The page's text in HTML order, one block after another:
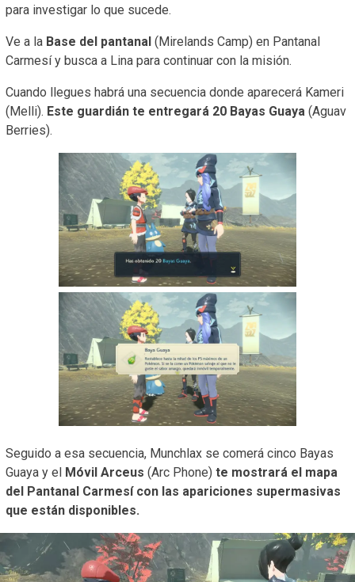
para investigar lo que sucede.
Ve a la Base del pantanal (Mirelands Camp) en Pantanal
Carmesí y busca a Lina para continuar con la misión.
Cuando llegues habrá una secuencia donde aparecerá Kameri
(Melli). Este guardián te entregará 20 Bayas Guaya (Aguav
Berries).
Seguido a esa secuencia, Munchlax se comerá cinco Bayas
Guaya y el Móvil Arceus (Arc Phone) te mostrará el mapa
del Pantanal Carmesí con las apariciones supermasivas
que están disponibles.